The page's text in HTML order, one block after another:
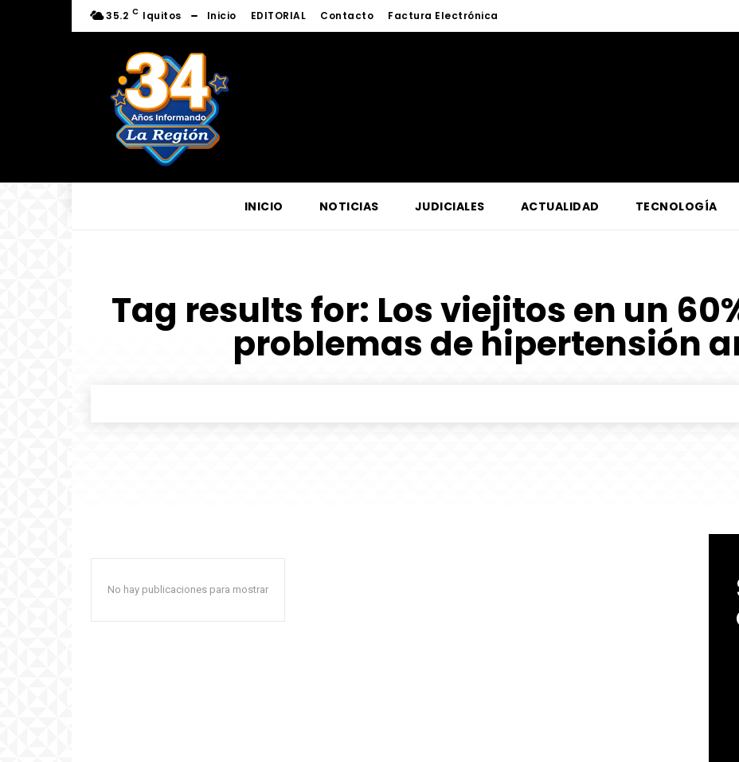
35.2 C Iquitos Inicio EDITORIAL Contacto Factura Electrónica
INICIO NOTICIAS JUDICIALES ACTUALIDAD TECNOLOGÍA
Tag results for: Los viejitos en un
problemas de hipertensión
No hay publicaciones para mostrar